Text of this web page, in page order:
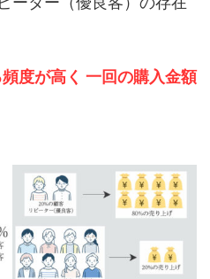
度が高く 一回の購入金額